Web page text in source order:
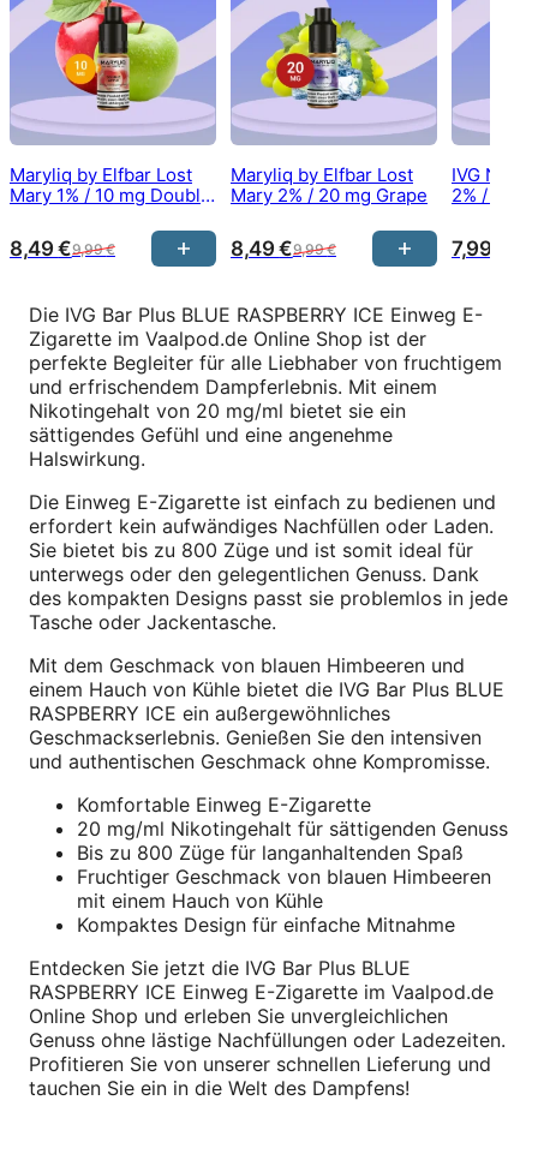
Maryliq by Elfbar Lost
Mary 1% / 10 mg Double
9,99€
8,49€
Maryliq by Elfbar Lost
Mary 2% / 20 mg Grape
9,99€
8,49€
IVG
2% / 20
7,99
Die IVG Bar Plus BLUE RASPBERRY ICE Einweg E-
Zigarette im Vaalpod.de Online Shop ist der
perfekte Begleiter für alle Liebhaber von fruchtigem
und erfrischendem Dampferlebnis. Mit einem
Nikotingehalt von 20 mg/ml bietet sie ein
sättigendes Gefühl und eine angenehme
Halswirkung.
Die Einweg E-Zigarette ist einfach zu bedienen und
erfordert kein aufwändiges Nachfüllen oder Laden.
Sie bietet bis zu 800 Züge und ist somit ideal für
unterwegs oder den gelegentlichen Genuss. Dank
des kompakten Designs passt sie problemlos in jede
Tasche oder Jackentasche.
Mit dem Geschmack von blauen Himbeeren und
einem Hauch von Kühle bietet die IVG Bar Plus BLUE
RASPBERRY ICE ein außergewöhnliches
Geschmackserlebnis. Genießen Sie den intensiven
und authentischen Geschmack ohne Kompromisse.
Komfortable Einweg E-Zigarette
20 mg/ml Nikotingehalt für sättigenden Genuss
Bis zu 800 Züge für langanhaltenden Spaß
Fruchtiger Geschmack von blauen Himbeeren
mit einem Hauch von Kühle
Kompaktes Design für einfache Mitnahme
Entdecken Sie jetzt die IVG Bar Plus BLUE
RASPBERRY ICE Einweg E-Zigarette im Vaalpod.de
Online Shop und erleben Sie unvergleichlichen
Genuss ohne lästige Nachfüllungen oder Ladezeiten.
Profitieren Sie von unserer schnellen Lieferung und
tauchen Sie ein in die Welt des Dampfens!